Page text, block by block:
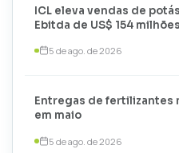
ICL eleva vendas de
Ebitda de US$ 154
5 de ago. de 2026
Entregas de fertilizantes
em maio
5 de ago. de 2026